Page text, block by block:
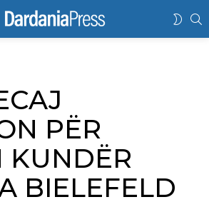
PËR
KUNDËR
BIELEFELD